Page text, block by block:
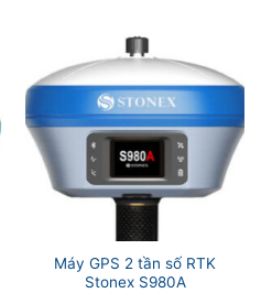
Máy GPS 2 tần số RTK
Stonex S980A